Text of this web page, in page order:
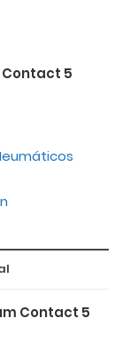
5
Contact 5